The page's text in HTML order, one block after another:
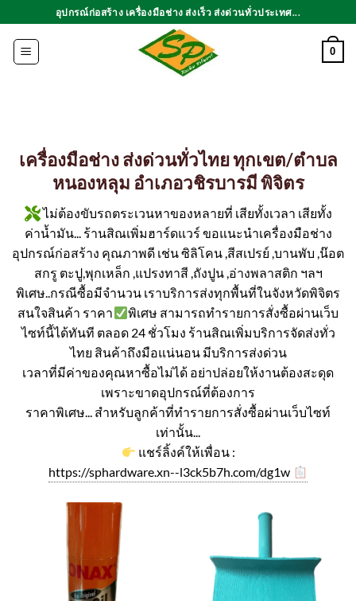
ไป
เนื้อหา
อุปกรณ์ก่อสร้าง เครื่องมือช่าง ส่งเร็ว ส่งด่วนทั่วประเทศ...
0
เครื่องมือช่าง ส่งด่วนทั่วไทย ทุกเขต/ตำบล
หนองหลุม อำเภอวชิรบารมี พิจิตร
ไม่ต้องขับรถตระเวนหาของหลายที่ เสียทั้งเวลา เสียทั้ง
ค่าน้ำมัน... ร้านสิณเพิ่มฮาร์ดแวร์ ขอแนะนำเครื่องมือช่าง
อุปกรณ์ก่อสร้าง คุณภาพดี เช่น ซิลิโคน ,สีสเปรย์ ,บานพับ ,น๊อต
สกรู ตะปู,พุกเหล็ก ,แปรงทาสี ,ถังปูน ,อ่างพลาสติก ฯลฯ
พิเศษ..กรณีซื้อมีจำนวน เราบริการส่งทุกพื้นที่ในจังหวัดพิจิตร
สนใจสินค้า ราคา
พิเศษ สามารถทำรายการสั่งซื้อผ่านเว็บ
ไซท์นี้ได้ทันที ตลอด 24 ชั่วโมง ร้านสิณเพิ่มบริการจัดส่งทั่ว
ไทย สินค้าถึงมือแน่นอน มีบริการส่งด่วน
เวลาที่มีค่าของคุณหาซื้อไม่ได้ อย่าปล่อยให้งานต้องสะดุด
เพราะขาดอุปกรณ์ที่ต้องการ
ราคาพิเศษ... สำหรับลูกค้าที่ทำรายการสั่งซื้อผ่านเว็บไซท์
เท่านั้น...
แชร์ลิ้งค์ให้เพื่อน :
https://sphardware.xn--l3ck5b7h.com/dg1w